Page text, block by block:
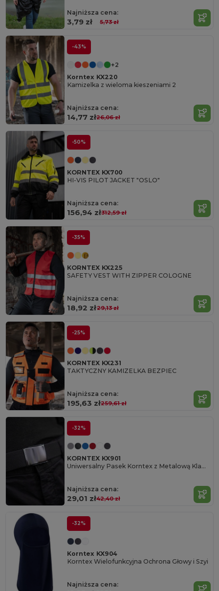
Najniższa cena:
3,79 zł 5,73 zł
-43%
+2
Korntex KX220
Kamizelka z wieloma kieszeniami 2
Najniższa cena:
14,77 zł26,06 zł
-50%
KORNTEX KX700
HI-VIS PILOT JACKET "OSLO"
Najniższa cena:
156,94 zł312,59 zł
-35%
KORNTEX KX225
SAFETY VEST WITH ZIPPER COLOGNE
Najniższa cena:
18,92 zł29,13 zł
-25%
KORNTEX KX231
TAKTYCZNY KAMIZELKA BEZPIEC
Najniższa cena:
195,63 zł259,61 zł
-32%
KORNTEX KX901
Uniwersalny Pasek Korntex z Metalową Klamrą
Najniższa cena:
29,01 zł42,40 zł
-32%
Korntex KX904
Korntex Wielofunkcyjna Ochrona Głowy i Szyi
Najniższa cena: